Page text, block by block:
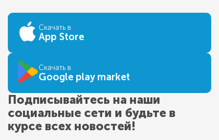
Скачать в
App Store
Скачать в
Google play market
Подписывайтесь на наши
социальные сети и будьте в
курсе всех новостей!